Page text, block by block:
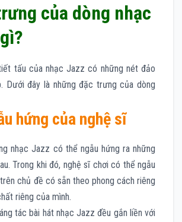
của dòng nhạc
tấu của nhạc Jazz có những nét đảo
Dưới đây là những đặc trưng của dòng
hứng của nghệ sĩ
nhạc Jazz có thể ngẫu hứng ra những
Trong khi đó, nghệ sĩ chơi có thể ngẫu
chủ đề có sẵn theo phong cách riêng
riêng của mình.
tác bài hát nhạc Jazz đều gắn liền với